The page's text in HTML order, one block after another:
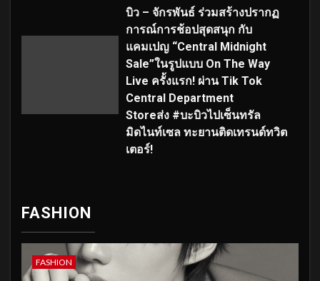
บิว – จักรพันธ์ ร่วมสร้างปรากฏ
การณ์การช้อปสุดสนุก กับ
แคมเปญ “Central Midnight
Sale”ในรูปแบบ On The Way
Live ครั้งแรก! ผ่าน Tik Tok
Central Department
Storeส่ง #บะบิวไปเซ็นทรัล
มิดไนท์เซล ทะยานติดเทรนด์ทวิต
เตอร์!
FASHION
FASHION